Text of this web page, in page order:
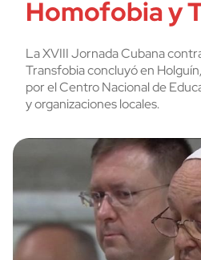
Homofobia y
La XVIII Jornada Cubana
Transfobia concluyó en
por el Centro Nacional de
y organizaciones locales.